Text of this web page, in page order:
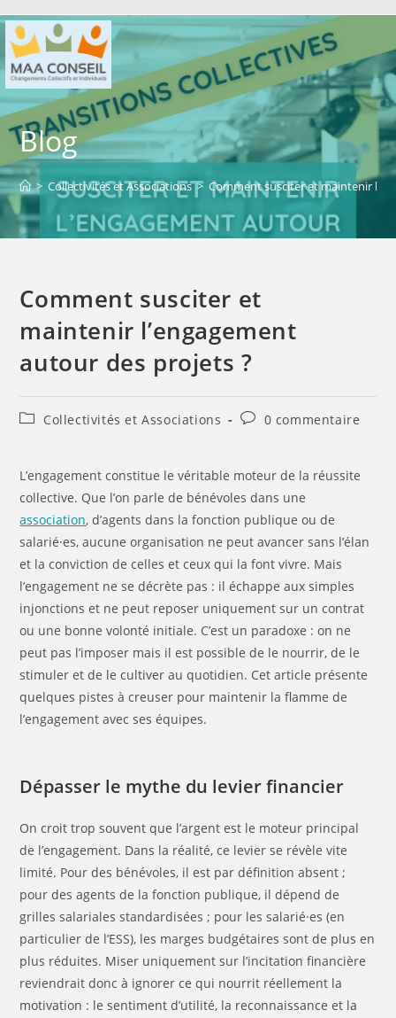
Blog
> Collectivités et Associations > Comment susciter et maintenir
Comment susciter et
maintenir l’engagement
autour des projets ?
Collectivités et Associations 0 commentaire
L’engagement constitue le véritable moteur de la réussite
collective. Que l’on parle de bénévoles dans une
association, d’agents dans la fonction publique ou de
salarié·es, aucune organisation ne peut avancer sans l’élan
et la conviction de celles et ceux qui la font vivre. Mais
l’engagement ne se décrète pas : il échappe aux simples
injonctions et ne peut reposer uniquement sur un contrat
ou une bonne volonté initiale. C’est un paradoxe : on ne
peut pas l’imposer mais il est possible de le nourrir, de le
stimuler et de le cultiver au quotidien. Cet article présente
quelques pistes à creuser pour maintenir la flamme de
l’engagement avec ses équipes.
Dépasser le mythe du levier financier
On croit trop souvent que l’argent est le moteur principal
de l’engagement. Dans la réalité, ce levier se révèle vite
limité. Pour des bénévoles, il est par définition absent ;
pour des agents de la fonction publique, il dépend de
grilles salariales standardisées ; pour les salarié·es (en
particulier de l’ESS), les marges budgétaires sont de plus en
plus réduites. Miser uniquement sur l’incitation financière
reviendrait donc à ignorer ce qui nourrit réellement la
motivation : le sentiment d’utilité, la reconnaissance et la